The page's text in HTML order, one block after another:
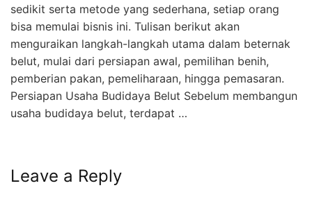
sedikit serta metode yang sederhana, setiap orang
bisa memulai bisnis ini. Tulisan berikut akan
menguraikan langkah-langkah utama dalam beternak
belut, mulai dari persiapan awal, pemilihan benih,
pemberian pakan, pemeliharaan, hingga pemasaran.
Persiapan Usaha Budidaya Belut Sebelum membangun
usaha budidaya belut, terdapat …
Leave a Reply